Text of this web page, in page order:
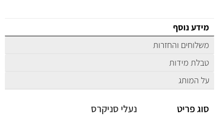
מידע נוסף
משלוחים והחזרות
טבלת מידות
על המותג
סוג פריט
נעלי סניקרס